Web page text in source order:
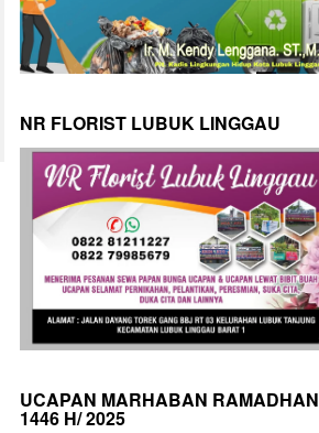
NR FLORIST LUBUK LINGGAU
UCAPAN MARHABAN RAMADHAN
1446 H/ 2025